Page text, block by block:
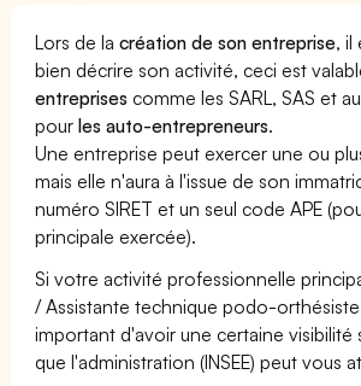
Lors de lacréation de son entreprise, il
bien décrire son activité, ceci est
entreprises comme les SARL, SAS et
pourles auto-entrepreneurs.
Une entreprise peut exercer une ou
mais elle n'aura à l'issue de son
numéro SIRET et un seul code APE
principale exercée).
Si votre activité professionnelle
/ Assistante technique podo-
important d'avoir une certaine visibilité
que l'administration (INSEE) peut vous